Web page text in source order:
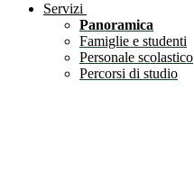
Servizi
Panoramica
Famiglie e studenti
Personale scolastico
Percorsi di studio